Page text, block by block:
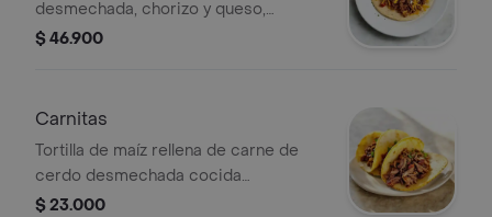
desmechada, chorizo y queso,
acompañada de jalapeños y cilantro.
$ 46.900
Carnitas
Tortilla de maíz rellena de carne de
cerdo desmechada cocida
lentamente.
$ 23.000